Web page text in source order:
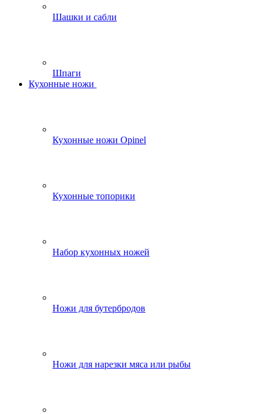
Шашки и сабли
Шпаги
Кухонные ножи
Кухонные ножи Opinel
Кухонные топорики
Набор кухонных ножей
Ножи для бутербродов
Ножи для нарезки мяса или рыбы